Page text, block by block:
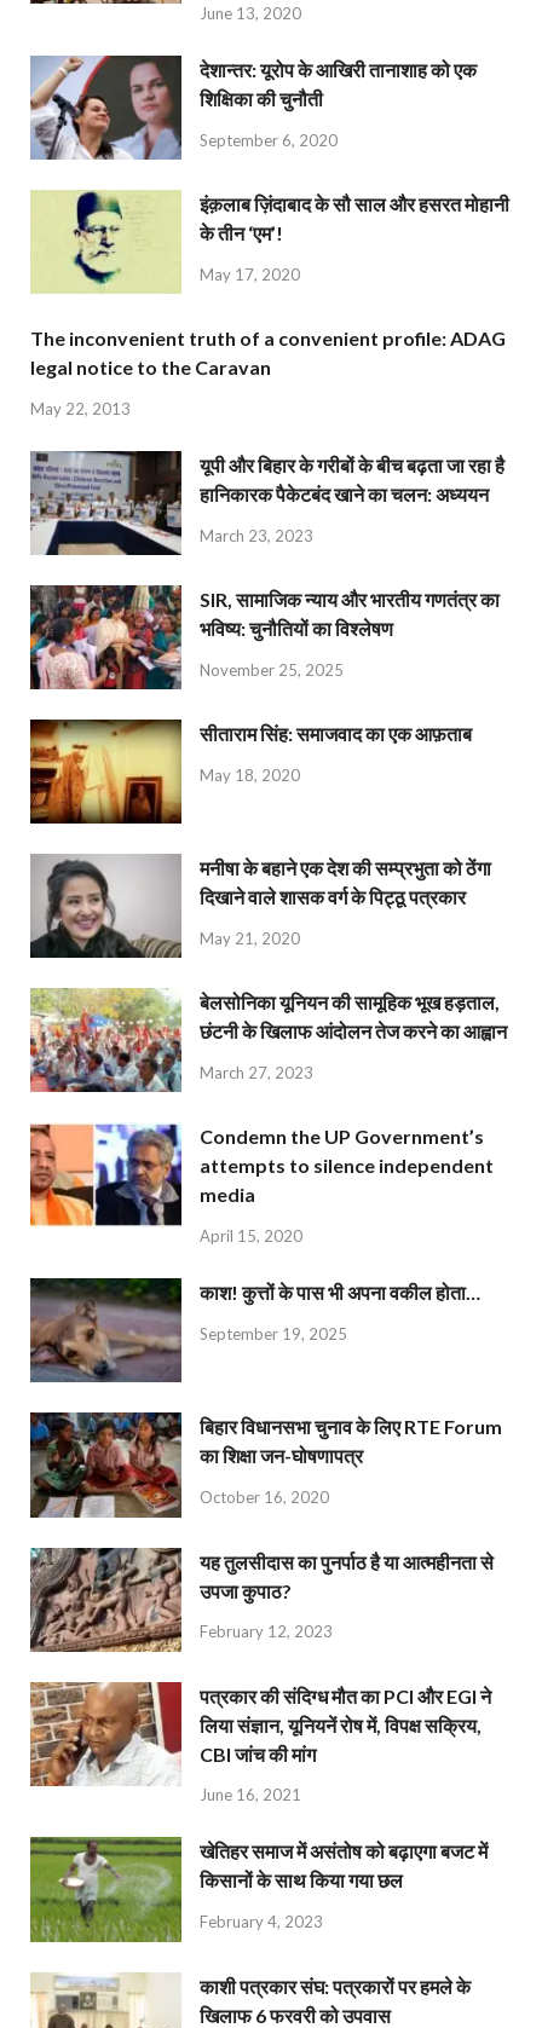
June 13, 2020
देशान्‍तर: यूरोप के आखिरी तानाशाह को एक
शिक्षिका की चुनौती
September 6, 2020
इंक़लाब ज़िंदाबाद के सौ साल और हसरत मोहानी
के तीन ‘एम’!
May 17, 2020
The inconvenient truth of a convenient profile: ADAG
legal notice to the Caravan
May 22, 2013
यूपी और बिहार के गरीबों के बीच बढ़ता जा रहा है
हानिकारक पैकेटबंद खाने का चलन: अध्ययन
March 23, 2023
SIR, सामाजिक न्याय और भारतीय गणतंत्र का
भविष्य: चुनौतियों का विश्लेषण
November 25, 2025
सीताराम सिंह: समाजवाद का एक आफ़ताब
May 18, 2020
मनीषा के बहाने एक देश की सम्प्रभुता को ठेंगा
दिखाने वाले शासक वर्ग के पिट्ठू पत्रकार
May 21, 2020
बेलसोनिका यूनियन की सामूहिक भूख हड़ताल,
छंटनी के खिलाफ आंदोलन तेज करने का आह्वान
March 27, 2023
Condemn the UP Government’s
attempts to silence independent
media
April 15, 2020
काश! कुत्तों के पास भी अपना वकील होता…
September 19, 2025
बिहार विधानसभा चुनाव के लिए RTE Forum
का शिक्षा जन-घोषणापत्र
October 16, 2020
यह तुलसीदास का पुनर्पाठ है या आत्महीनता से
उपजा कुपाठ?
February 12, 2023
पत्रकार की संदिग्ध मौत का PCI और EGI ने
लिया संज्ञान, यूनियनें रोष में, विपक्ष सक्रिय,
CBI जांच की मांग
June 16, 2021
खेतिहर समाज में असंतोष को बढ़ाएगा बजट में
किसानों के साथ किया गया छल
February 4, 2023
काशी पत्रकार संघ: पत्रकारों पर हमले के
खिलाफ 6 फरवरी को उपवास